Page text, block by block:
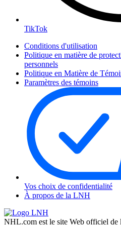
TikTok
Conditions d'utilisation
Politique en matière de
personnels
Politique en Matière de
Paramètres des témoins
Vos choix de confidentialité
À propos de la LNH
NHL.com est le site Web officiel de